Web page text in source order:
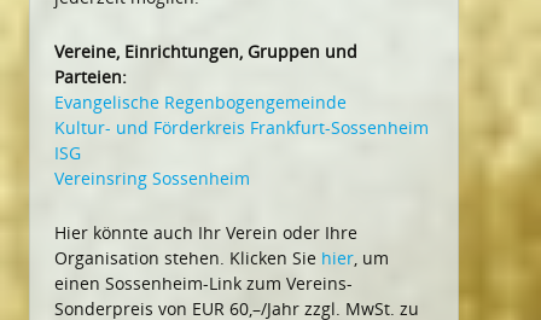
Vereine, Einrichtungen, Gruppen und
Parteien:
Evangelische Regenbogengemeinde
Kultur- und Förderkreis Frankfurt-Sossenheim
ISG
Vereinsring Sossenheim
Hier könnte auch Ihr Verein oder Ihre
Organisation stehen. Klicken Sie hier , um
einen Sossenheim-Link zum Vereins-
Sonderpreis von EUR 60,–/Jahr zzgl. MwSt. zu